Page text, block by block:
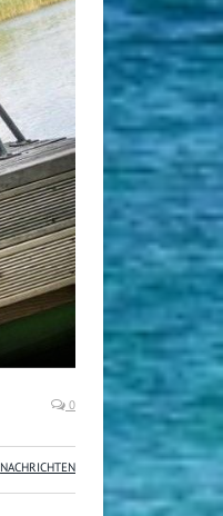
0
NACHRICHTEN